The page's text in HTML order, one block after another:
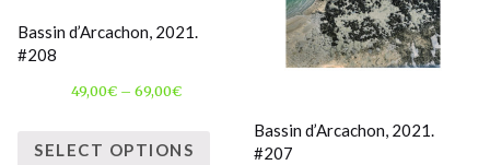
Bassin d’Arcachon, 2021.
#208
49,00€ –69,00€
SELECT OPTIONS
Bassin d’Arcachon, 2021.
#207